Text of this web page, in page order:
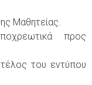
Μαθητείας.
προς
του εντύπου